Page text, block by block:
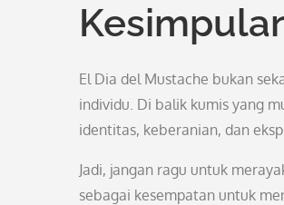
El Dia del Mustache bukan
individu. Di balik kumis yang
identitas, keberanian, dan
Jadi, jangan ragu untuk
sebagai kesempatan untuk